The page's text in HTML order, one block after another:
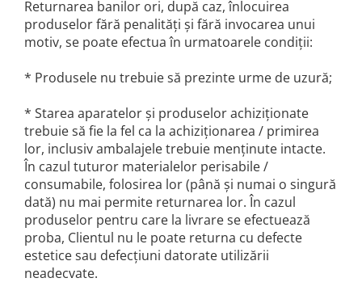
Returnarea banilor ori, după caz, înlocuirea
produselor fără penalităţi şi fără invocarea unui
motiv, se poate efectua în urmatoarele condiţii:
* Produsele nu trebuie să prezinte urme de uzură;
* Starea aparatelor şi produselor achiziţionate
trebuie să fie la fel ca la achiziţionarea / primirea
lor, inclusiv ambalajele trebuie menţinute intacte.
În cazul tuturor materialelor perisabile /
consumabile, folosirea lor (până şi numai o singură
dată) nu mai permite returnarea lor. În cazul
produselor pentru care la livrare se efectuează
proba, Clientul nu le poate returna cu defecte
estetice sau defecţiuni datorate utilizării
neadecvate.